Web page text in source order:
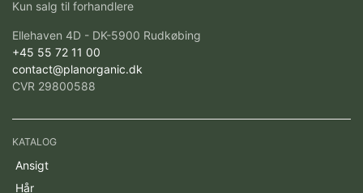
Kun salg til forhandlere
Ellehaven 4D - DK-5900 Rudkøbing
+45 55 72 11 00
contact@planorganic.dk
CVR 29800588
KATALOG
Ansigt
Hår